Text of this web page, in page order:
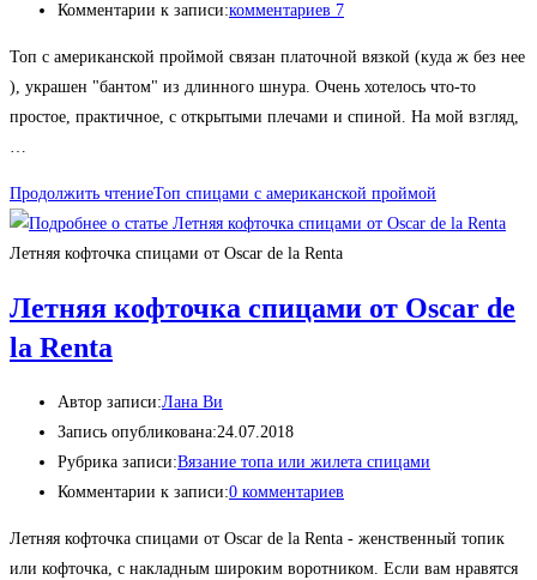
Комментарии к записи:комментариев 7
Топ с американской проймой связан платочной вязкой (куда ж без нее
), украшен "бантом" из длинного шнура. Очень хотелось что-то
простое, практичное, с открытыми плечами и спиной. На мой взгляд,
…
Продолжить чтениеТоп спицами с американской проймой
Летняя кофточка спицами от Oscar de la Renta
Летняя кофточка спицами от Oscar de
la Renta
Автор записи:Лана Ви
Запись опубликована:24.07.2018
Рубрика записи:Вязание топа или жилета спицами
Комментарии к записи:0 комментариев
Летняя кофточка спицами от Oscar de la Renta - женственный топик
или кофточка, с накладным широким воротником. Если вам нравятся